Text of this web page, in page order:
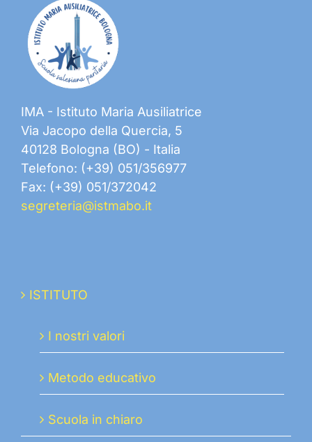
IMA - Istituto Maria Ausiliatrice
Via Jacopo della Quercia, 5
40128 Bologna (BO) - Italia
Telefono: (+39) 051/356977
Fax: (+39) 051/372042
segreteria@istmabo.it
ISTITUTO
I nostri valori
Metodo educativo
Scuola in chiaro